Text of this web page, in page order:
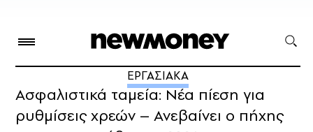
ΕΡΓΑΣΙΑΚΑ
Ασφαλιστικά ταμεία: Νέα πίεση για
ρυθμίσεις χρεών – Ανεβαίνει ο πήχης